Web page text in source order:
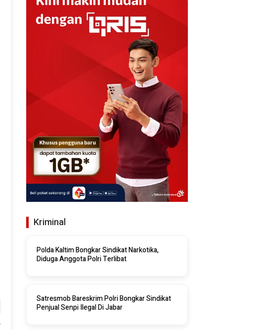
Kriminal
Polda Kaltim Bongkar Sindikat Narkotika,
Diduga Anggota Polri Terlibat
Satresmob Bareskrim Polri Bongkar Sindikat
Penjual Senpi Ilegal Di Jabar